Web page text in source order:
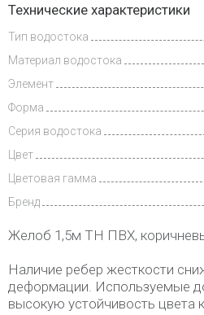
Доставка
Технические характеристики
Тип водостока
Материал водостока
Элемент
Форма
Серия водостока
Цвет
Цветовая гамма
Бренд
Желоб 1,5м ТН ПВХ,
Наличие ребер жесткости
деформации. Используемые
высокую устойчивость цвета